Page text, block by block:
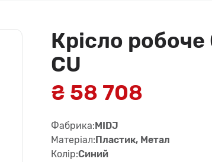
Крісло робоче
CU
₴ 58 708
Фабрика:MIDJ
Матеріал:Пластик, Метал
Колір:Синий